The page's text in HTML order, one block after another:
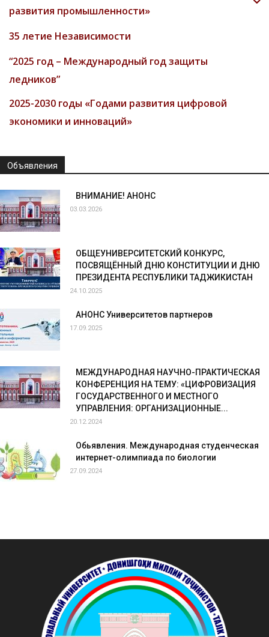
развития промышленности»
35 летие Независимости
“2025 год – Международный год защиты
ледников”
2025-2030 годы «Годами развития цифровой
экономики и инноваций»
Объявления
ВНИМАНИЕ! АНОНС
03.03.2026
ОБЩЕУНИВЕРСИТЕТСКИЙ КОНКУРС,
ПОСВЯЩЁННЫЙ ДНЮ КОНСТИТУЦИИ И ДНЮ
ПРЕЗИДЕНТА РЕСПУБЛИКИ ТАДЖИКИСТАН
24.10.2025
АНОНС Университетов партнеров
17.09.2025
МЕЖДУНАРОДНАЯ НАУЧНО-ПРАКТИЧЕСКАЯ
КОНФЕРЕНЦИЯ НА ТЕМУ: «ЦИФРОВИЗАЦИЯ
ГОСУДАРСТВЕННОГО И МЕСТНОГО
УПРАВЛЕНИЯ: ОРГАНИЗАЦИОННЫЕ...
20.12.2024
Обьявления. Международная студенческая
интернет-олимпиада по биологии
27.09.2024